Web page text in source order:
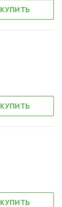
КУПИТЬ
КУПИТЬ
КУПИТЬ